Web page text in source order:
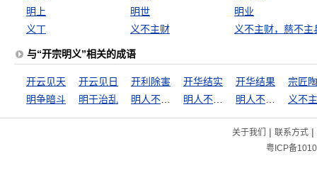
明上
明世
明业
义丁
义不主财 义不主财，慈不主
与“开宗明义”相关的成语
开云见天 开云见日 开利除害 开华结实 开华结果
宗匠
明争暗斗
明于治乱
关于我们 | 联系方式|
粤ICP备